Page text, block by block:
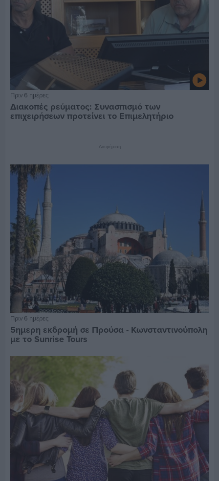
Πριν 6 ημέρες
Διακοπές ρεύματος: Συνασπισμό των
επιχειρήσεων προτείνει το Επιμελητήριο
Διαφήμιση
Πριν 6 ημέρες
5ημερη εκδρομή σε Προύσα - Κωνσταντινούπολη
με το Sunrise Tours